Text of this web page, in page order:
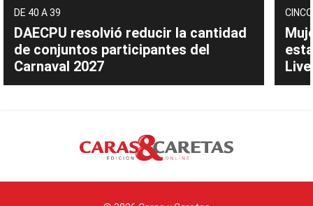
DE 40 A 39
DAECPU resolvió reducir la cantidad
de conjuntos participantes del
Carnaval 2027